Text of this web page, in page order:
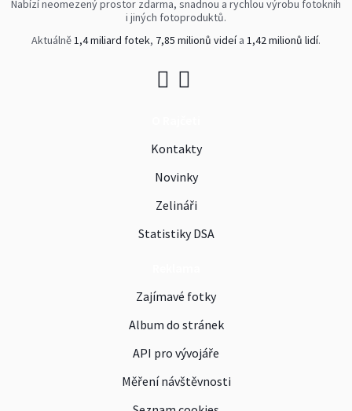
Nabízí neomezený prostor zdarma, snadnou a rychlou výrobu fotoknih
i jiných fotoproduktů.
Aktuálně1,4 miliard fotek, 7,85 milionů videía 1,42 milionů lidí.
Kontakty
Novinky
Zelináři
Statistiky DSA
Zajímavé fotky
Album do stránek
API pro vývojáře
Měření návštěvnosti